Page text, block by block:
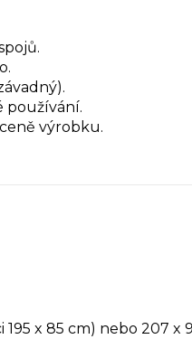
používání.
výrobku.
195 x 85 cm) nebo 207 x